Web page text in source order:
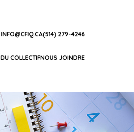
INFO@CFIQ.CA(514) 279-4246
COLLECTIFNOUS JOINDRE